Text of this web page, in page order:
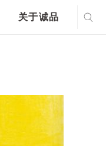
关于诚品